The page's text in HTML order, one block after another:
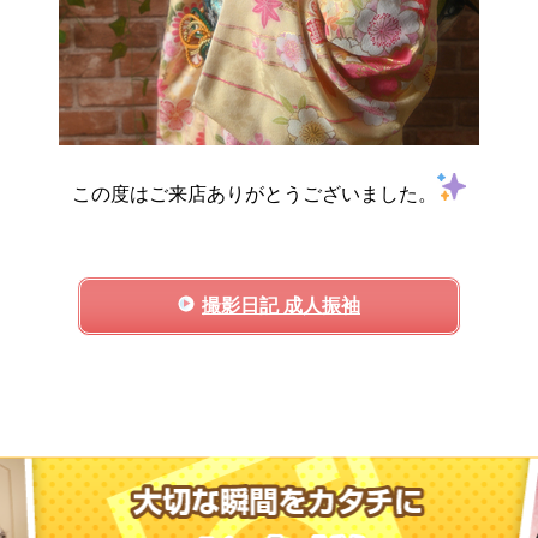
この度はご来店ありがとうございました。
撮影日記 成人振袖